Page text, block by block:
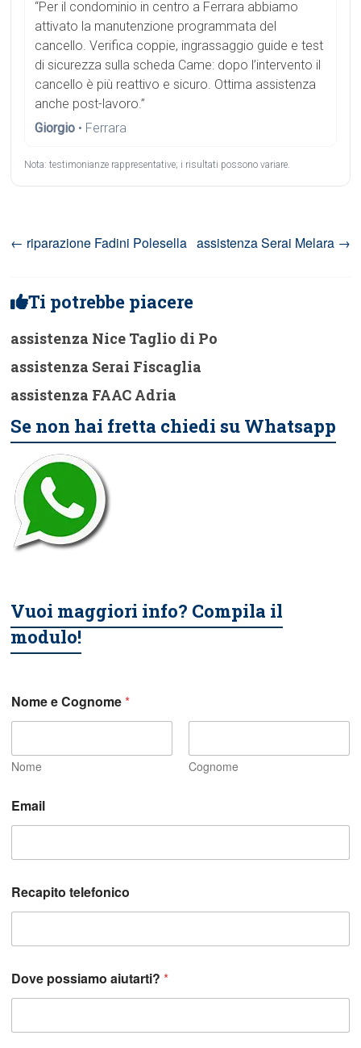
“Per il condominio in centro a Ferrara abbiamo
attivato la manutenzione programmata del
cancello. Verifica coppie, ingrassaggio guide e test
di sicurezza sulla scheda Came: dopo l’intervento il
cancello è più reattivo e sicuro. Ottima assistenza
anche post-lavoro.”
Giorgio • Ferrara
Nota: testimonianze rappresentative; i risultati possono variare.
← riparazione Fadini Polesella assistenza Serai Melara →
Ti potrebbe piacere
assistenza Nice Taglio di Po
assistenza Serai Fiscaglia
assistenza FAAC Adria
Se non hai fretta chiedi su Whatsapp
Vuoi maggiori info? Compila il
modulo!
Nome e Cognome*
Nome Cognome
Email
Recapito telefonico
o
s
i
Dove possiamo aiutarti?*